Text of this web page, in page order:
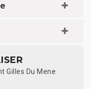
Gilles Du Mene